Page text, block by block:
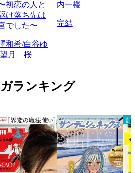
初恋の人と
け落ち先は
でした〜
和希/白谷ゆ
望月 桜
内一楼
完結
ランキング